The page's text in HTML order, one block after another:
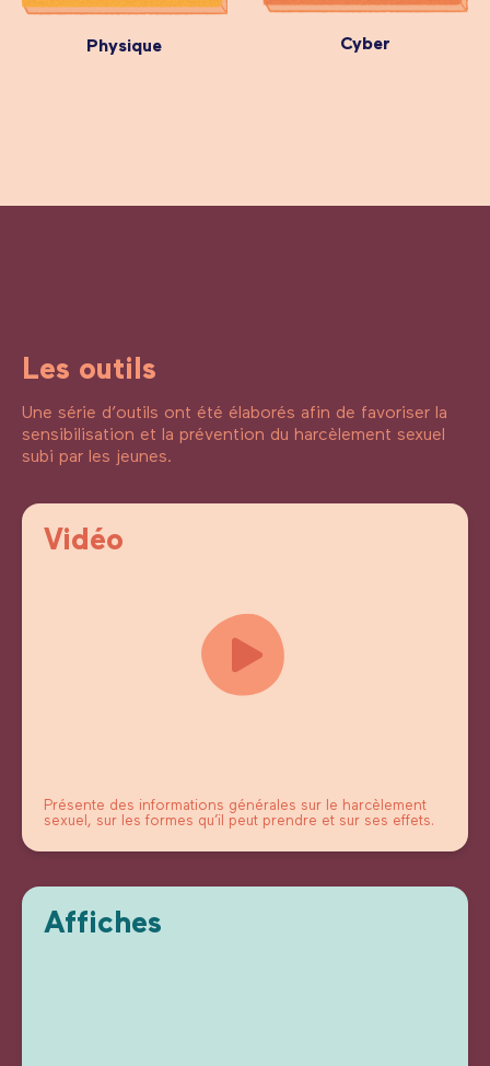
Physique Cyber
Les outils
Une série d’outils ont été élaborés afin de favoriser la
sensibilisation et la prévention du harcèlement sexuel
subi par les jeunes.
Vidéo
Présente des informations générales sur le harcèlement
sexuel, sur les formes qu’il peut prendre et sur ses effets.
Affiches